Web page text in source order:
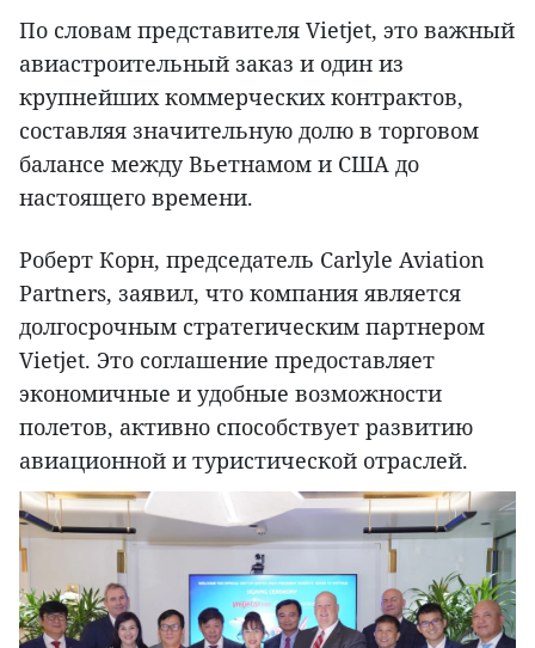
По словам представителя Vietjet, это важный
авиастроительный заказ и один из
крупнейших коммерческих контрактов,
составляя значительную долю в торговом
балансе между Вьетнамом и США до
настоящего времени.
Роберт Корн, председатель Carlyle Aviation
Partners, заявил, что компания является
долгосрочным стратегическим партнером
Vietjet. Это соглашение предоставляет
экономичные и удобные возможности
полетов, активно способствует развитию
авиационной и туристической отраслей.